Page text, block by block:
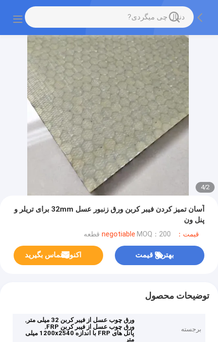
2
/
4
آسان تمیز کردن فیبر کربن ورق زنبور عسل 32mm برای تریلر و
پنل ون
قیمت：negotiable MOQ：200 قطعه
بهترین قیمت اکنون تماس بگیرید
توضیحات محصول
برجسته
ورق چوب عسل از فیبر کربن 32 میلی متر
,
ورق چوب عسل از فیبر کربن FRP
,
پانل های FRP با اندازه 1200x2540 میلی
متر